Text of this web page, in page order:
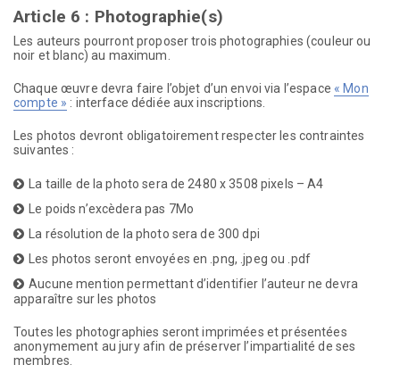
Article 6 : Photographie(s)
Les auteurs pourront proposer trois photographies (couleur ou
noir et blanc) au maximum.
Chaque œuvre devra faire l’objet d’un envoi via l’espace « Mon
compte » : interface dédiée aux inscriptions.
Les photos devront obligatoirement respecter les contraintes
suivantes :
La taille de la photo sera de 2480 x 3508 pixels – A4
Le poids n’excèdera pas 7Mo
La résolution de la photo sera de 300 dpi
Les photos seront envoyées en .png, .jpeg ou .pdf
Aucune mention permettant d’identifier l’auteur ne devra
apparaître sur les photos
Toutes les photographies seront imprimées et présentées
anonymement au jury afin de préserver l’impartialité de ses
membres.